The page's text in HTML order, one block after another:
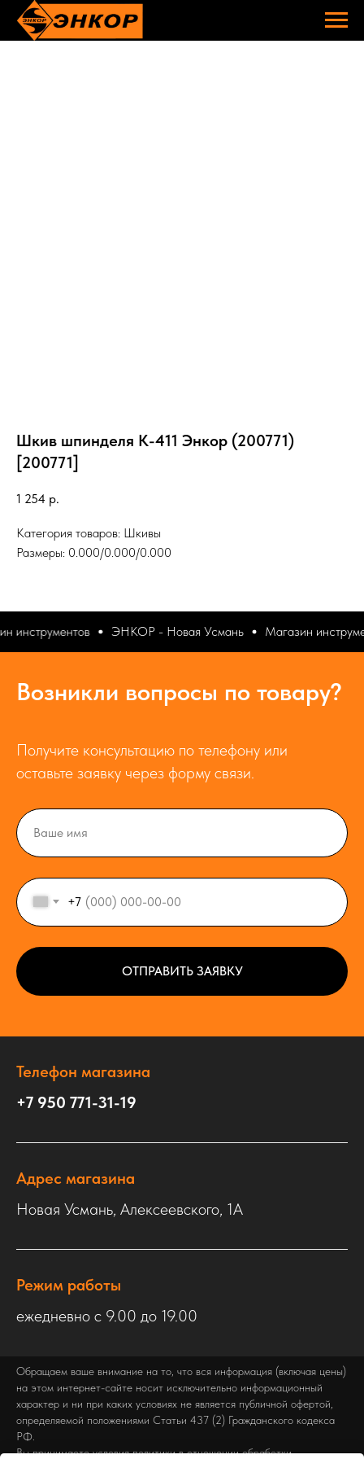
Шкив шпинделя К-411 Энкор (200771)
[200771]
1 254 р.
Категория товаров: Шкивы
Размеры: 0.000/0.000/0.000
инструментов ЭНКОР - Новая Усмань Магазин
Возникли вопросы по товару?
Получите консультацию по телефону или
оставьте заявку через форму связи.
+7
ОТПРАВИТЬ ЗАЯВКУ
Телефон магазина
+7 950 771-31-19
Адрес магазина
Новая Усмань, Алексеевского, 1А
Режим работы
ежедневно с 9.00 до 19.00
Обращаем ваше внимание на то, что вся информация (включая цены)
на этом интернет-сайте носит исключительно информационный
характер и ни при каких условиях не является публичной офертой,
определяемой положениями Статьи 437 (2) Гражданского кодекса
РФ.
Вы принимаете условия политики в отношении обработки